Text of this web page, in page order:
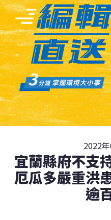
2022
宜蘭縣府不支
厄瓜多嚴重洪
逾